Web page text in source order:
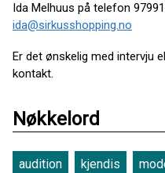
Ida Melhuus på telefon
ida@sirkusshopping.no
Er det ønskelig med intervju
kontakt.
Nøkkelord
audition kjendis